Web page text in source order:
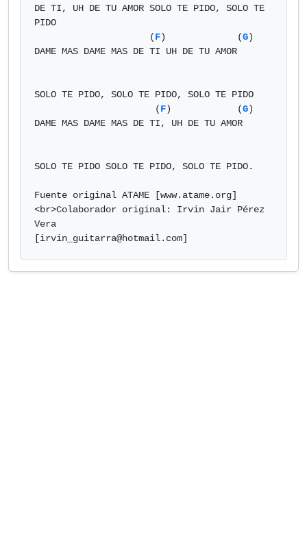
DE TI, UH DE TU AMOR SOLO TE PIDO, SOLO TE
PIDO
                     (
F)             (G)
DAME MAS DAME MAS DE TI UH DE TU AMOR
SOLO TE PIDO, SOLO TE PIDO, SOLO TE PIDO
                      (
F)            (G)
DAME MAS DAME MAS DE TI, UH DE TU AMOR
SOLO TE PIDO SOLO TE PIDO, SOLO TE PIDO.
Fuente original ATAME [www.atame.org]
<br>Colaborador original: Irvin Jair Pérez
Vera
[irvin_guitarra@hotmail.com]